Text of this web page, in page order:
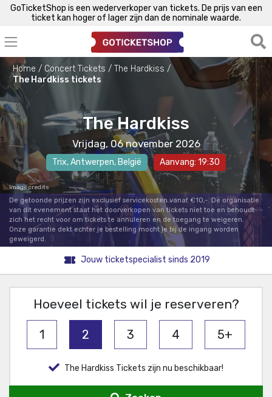
GoTicketShop is een wederverkoper van tickets. De prijs van een
ticket kan hoger of lager zijn dan de nominale waarde.
Home Concert Tickets
The Hardkiss
The Hardkiss tickets
The Hardkiss
Vrijdag, 06 november 2026
Trix,Antwerpen, België Aanvang: 19:30
Image credits
De getoonde prijzen zijn exclusief servicekosten vanaf €10,-. De organisatie
van dit evenement staat het doorverkopen van tickets niet toe en behoudt
zich het recht voor om tickets te annuleren en de toegang te weigeren.
Onze garantie dekt echter je bestelling mocht je bij de ingang worden
geweigerd.
Jouw ticketspecialist sinds 2019
Hoeveel tickets wil je reserveren?
1 2 3 4 5+
The Hardkiss Tickets zijn nu beschikbaar!